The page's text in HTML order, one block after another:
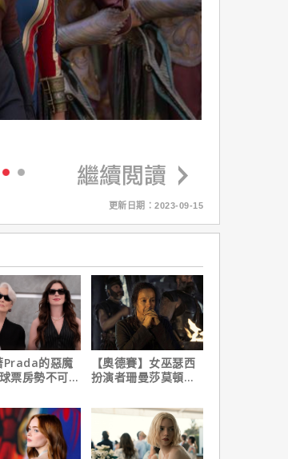
更新日期：2023-09-15
Prada的惡魔
票房勢不可
週狂破4.3億美
【奧德賽】女巫瑟西
扮演者珊曼莎莫頓曝
戲！